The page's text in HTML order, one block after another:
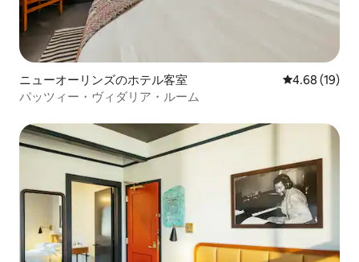
ニューオーリンズのホテル客室 レビュー19
4.68 (19)
パッツィー・ヴィダリア・ルーム